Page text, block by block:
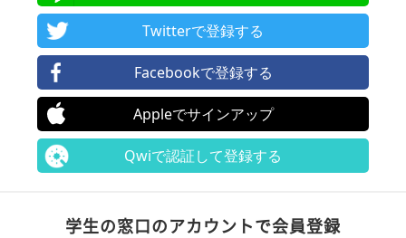
Twitterで登録する
Facebookで登録する
Appleでサインアップ
Qwiで認証して登録する
学生の窓口のアカウントで会員登録